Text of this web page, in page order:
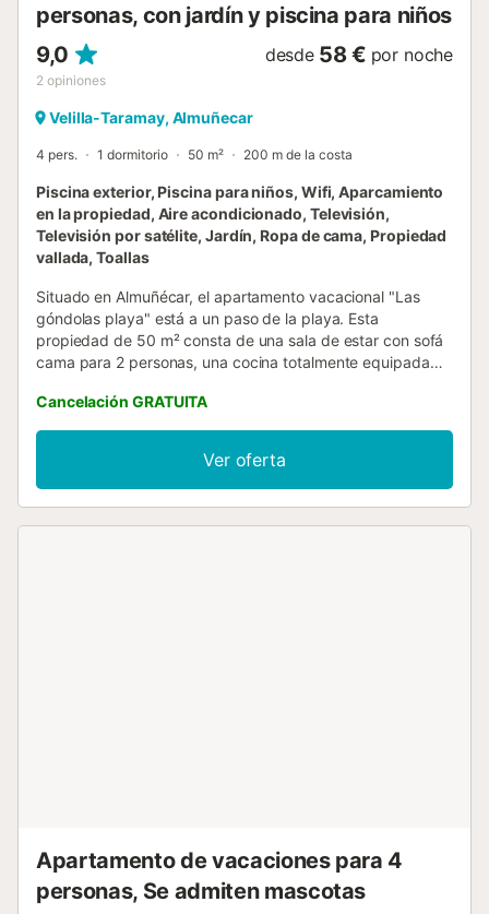
personas, con jardín y piscina para niños
9,0
2 opiniones
desde 58 € por noche
Velilla-Taramay, Almuñecar
4 pers. 1 dormitorio 50 m² 200 m de la costa
Piscina exterior, Piscina para niños, Wifi, Aparcamiento
en la propiedad, Aire acondicionado, Televisión,
Televisión por satélite, Jardín, Ropa de cama, Propiedad
vallada, Toallas
Situado en Almuñécar, el apartamento vacacional "Las
góndolas playa" está a un paso de la playa. Esta
propiedad de 50 m² consta de una sala de estar con sofá
cama para 2 personas, una cocina totalmente equipada
alojar hasta 4 personas. Los servicios adicionales incluyen
Wi-Fi de alta velocidad, aire acondicionado y calefacción
en el dormitorio y el salón, lavadora y televisión por satélite
(servicios de streaming disponibles). Una cuna está
disponible bajo petición. El dormitorio dispone de 1 cama
Cancelación GRATUITA
Ver oferta
Apartamento de vacaciones para 4
personas, Se admiten mascotas